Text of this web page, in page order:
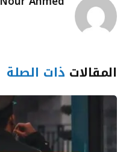
المقالات ذات الصلة